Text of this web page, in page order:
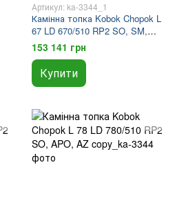
Артикул: ka-3344_1
Камінна топка Kobok Chopok L
67 LD 670/510 RP2 SO, SM,
KRO-CH-A/25 4S
153 141 грн
Купити